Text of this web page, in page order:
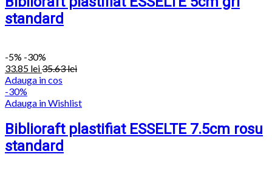
standard
-5% -30%
33.85 lei35.63lei
Adauga in cos
-30%
Adauga in Wishlist
Biblioraft plastifiat ESSELTE 7.5cm rosu
standard